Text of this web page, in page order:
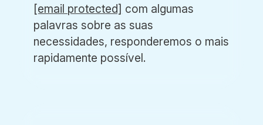
[email protected] com algumas
palavras sobre as suas
necessidades, responderemos o mais
rapidamente possível.